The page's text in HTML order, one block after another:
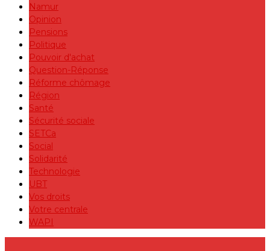
Namur
Opinion
Pensions
Politique
Pouvoir d'achat
Question-Réponse
Réforme chômage
Région
Santé
Sécurité sociale
SETCa
Social
Solidarité
Technologie
UBT
Vos droits
Votre centrale
WAPI